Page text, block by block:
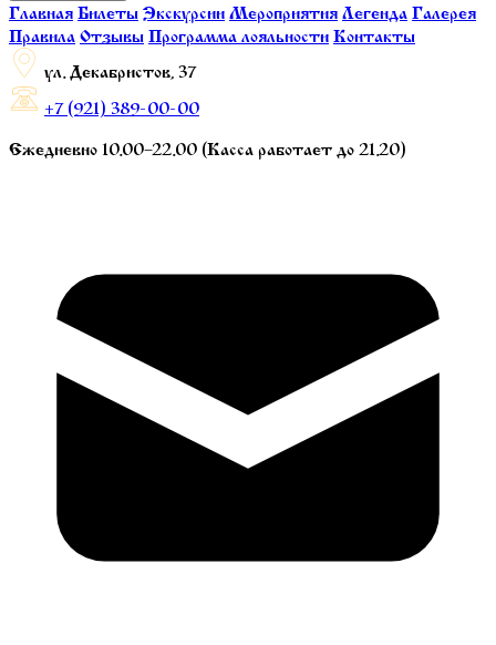
ГлавнаяБилетыЭкскурсииМероприятияЛегендаГалерея
ПравилаОтзывыПрограмма лояльностиКонтакты
ул. Декабристов, 37
+7 (921) 389-00-00
Ежедневно 10.00–22.00 (Касса работает до 21.20)